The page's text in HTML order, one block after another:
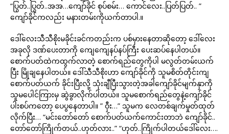
“ပြွတ်..ပြွတ်..အအ…ကျော်ခိုင် စုပ်စမ်း… ကောင်လေး..ပြတ်ပြတ်.. ”
ကျော်ခိုင်ကလည်း မနားတမ်းကိုယက်တာပါ.။
ဒေါ်လေးသီသီစိုးမခိုင်းခင်ကတည်းက ပစ်မှားနေတာဆိုတော့ ဒေါ်လေး
အခုလို ဒဏ်ပေးတာကို ကျေကျေနပ်နပ်ကြီး ပေးဆပ်နေပါတယ်။
စောက်ပတ်ထဲကထွက်လာတဲ့ စောက်ရည်တွေကိုပါ မလွတ်တမ်းယက်
ပြီး မြိုချနေပါတယ်။ ဒေါ်သီသီစိုးဟာ ကျော်ခိုင်ကို သူမစိတ်တိုင်းကျ
စောက်ပတ်ယက် ခိုင်းပြီးလို့ သုံးချီပြီးသွားတဲ့အခါကျော်ခိုင်မျက်နှာကို
သူမပေါင်ကြားမှ ဆွဲခွာလိုက်ပါတယ်။ သူမစောက်ရည်တွေနဲ့ကျော်ခိုင်
ပါးစပ်ကတော့ ပေပွနေတာပါ။ ” ဝှီး…” သူမက လေတစ်ချက်မှုတ်ထုတ်
လိုက်ပြီး… “မင်းတော်တော် စောက်ပတ်ယက်ကောင်းတာဘဲ ကျော်ခိုင်..
တော်တော်ကြိုက်တယ်..ဟုတ်လား..” “ဟုတ်..ကြိုက်ပါတယ်ဒေါ်လေး….